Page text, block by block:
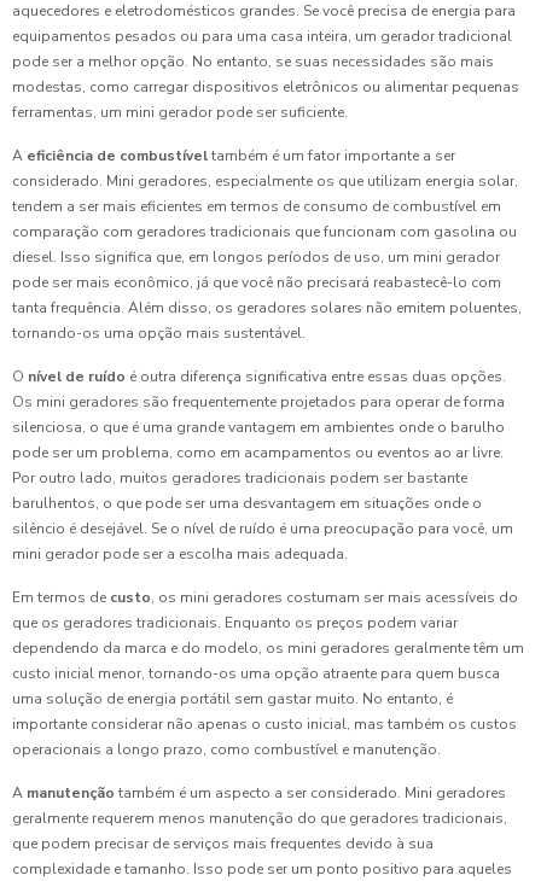
aquecedores e eletrodomésticos grandes. Se você precisa de energia para
equipamentos pesados ou para uma casa inteira, um gerador tradicional
pode ser a melhor opção. No entanto, se suas necessidades são mais
modestas, como carregar dispositivos eletrônicos ou alimentar pequenas
ferramentas, um mini gerador pode ser suficiente.
A eficiência de combustíveltambém é um fator importante a ser
considerado. Mini geradores, especialmente os que utilizam energia solar,
tendem a ser mais eficientes em termos de consumo de combustível em
comparação com geradores tradicionais que funcionam com gasolina ou
diesel. Isso significa que, em longos períodos de uso, um mini gerador
pode ser mais econômico, já que você não precisará reabastecê-lo com
tanta frequência. Além disso, os geradores solares não emitem poluentes,
tornando-os uma opção mais sustentável.
O nível de ruído é outra diferença significativa entre essas duas opções.
Os mini geradores são frequentemente projetados para operar de forma
silenciosa, o que é uma grande vantagem em ambientes onde o barulho
pode ser um problema, como em acampamentos ou eventos ao ar livre.
Por outro lado, muitos geradores tradicionais podem ser bastante
barulhentos, o que pode ser uma desvantagem em situações onde o
silêncio é desejável. Se o nível de ruído é uma preocupação para você, um
mini gerador pode ser a escolha mais adequada.
Em termos de custo, os mini geradores costumam ser mais acessíveis do
que os geradores tradicionais. Enquanto os preços podem variar
dependendo da marca e do modelo, os mini geradores geralmente têm um
custo inicial menor, tornando-os uma opção atraente para quem busca
uma solução de energia portátil sem gastar muito. No entanto, é
importante considerar não apenas o custo inicial, mas também os custos
operacionais a longo prazo, como combustível e manutenção.
A manutenção também é um aspecto a ser considerado. Mini geradores
geralmente requerem menos manutenção do que geradores tradicionais,
que podem precisar de serviços mais frequentes devido à sua
complexidade e tamanho. Isso pode ser um ponto positivo para aqueles